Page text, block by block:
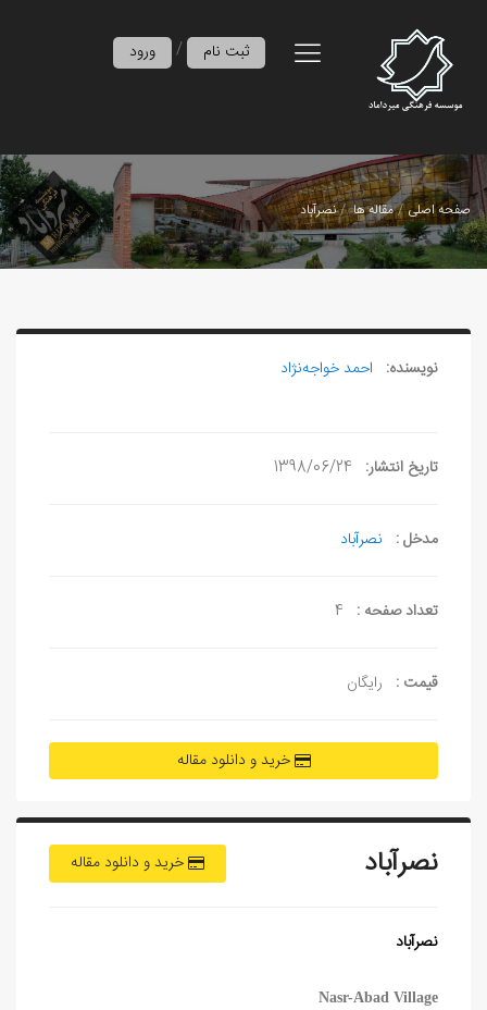
ورود / ثبت نام
صفحه اصلی مقاله ها نصرآباد
نویسنده: احمد خواجه‌نژاد
تاریخ انتشار: 1398/06/24
مدخل : نصرآباد
تعداد صفحه : 4
قیمت : رایگان
خرید و دانلود مقاله
خرید و دانلود مقاله نصرآباد
نصرآباد
Nasr-Abad Village